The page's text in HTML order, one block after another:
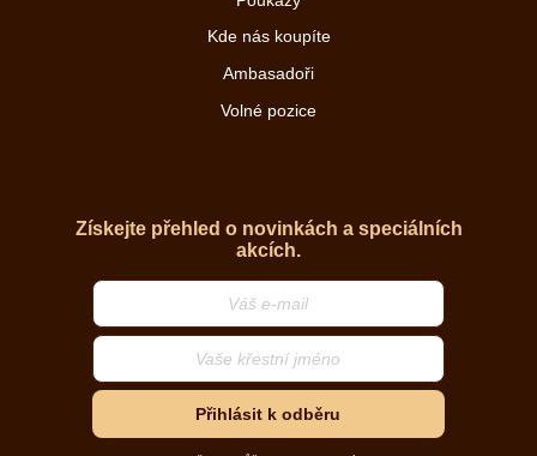
Kde nás koupíte
Ambasadoři
Volné pozice
Získejte přehled o novinkách a speciálních
akcích.
Přihlásit k odběru